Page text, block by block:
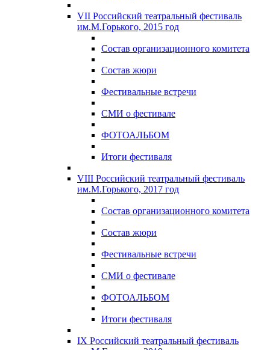
VII Российский театральный фестиваль
им.М.Горького, 2015 год
Состав организационного комитета
Состав жюри
Фестивальные встречи
СМИ о фестивале
ФОТОАЛЬБОМ
Итоги фестиваля
VIII Российский театральный фестиваль
им.М.Горького, 2017 год
Состав организационного комитета
Состав жюри
Фестивальные встречи
СМИ о фестивале
ФОТОАЛЬБОМ
Итоги фестиваля
IX Российский театральный фестиваль